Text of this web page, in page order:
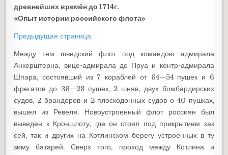
древнейших времён до 1714г.
«Опыт истории российского флота»
Предыдущая страница
Между тем шведский флот под командою адмирала
Анкерштерна, вице-адмирала де Пруа и контр-адмирала
Шпара, состоявший из 7 кораблей от 64—54 пушек и 6
фрегатов до 36—28 пушек, 2 шняв, двух бомбардирских
судов, 2 брандеров и 2 плоскодонных судов о 40 пушках,
вышел из Ревеля. Новоустроенный флот россиян был
выведен к Кроншлоту, где он стоял под прикрытием как
сей, так и других на Котлинском берегу устроенных в ту
зиму батарей. Сверх того, проход между Котлина и